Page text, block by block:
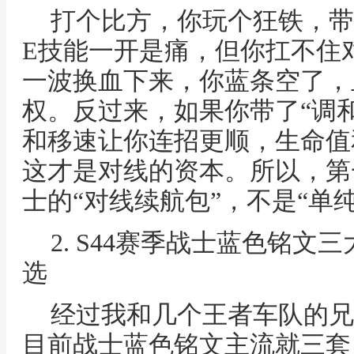
打个比方，你玩个狂铁，
E技能一开是痛，但你扛不
一波换血下来，你蓝条空了
权。反过来，如果你带了“调
和移速让你连招更顺，生命
这才是对线的资本。所以，
士的“对线续航包”，不是“单
2. S44赛季战士蓝色铭文
选
经过我和几个王者车队的
目前战士蓝色铭文主流就三